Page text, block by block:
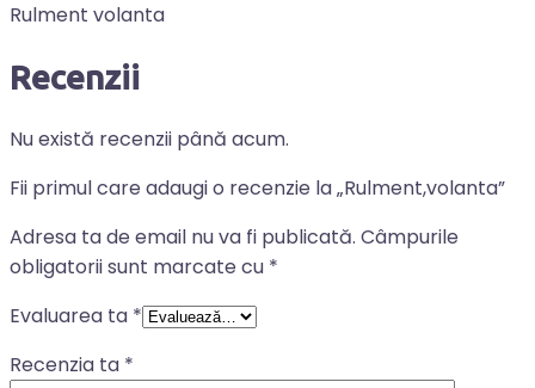
Rulment volanta
Recenzii
Nu există recenzii până acum.
Fii primul care adaugi o recenzie la „Rulment,volanta”
Adresa ta de email nu va fi publicată. Câmpurile
obligatorii sunt marcate cu *
Evaluarea ta *
Recenzia ta *